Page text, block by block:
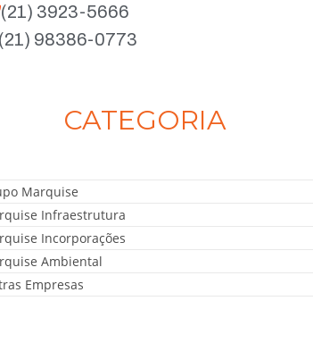
(21) 3923-5666
(21) 98386-0773
CATEGORIA
Marquise
Infraestrutura
Incorporações
Ambiental
Empresas